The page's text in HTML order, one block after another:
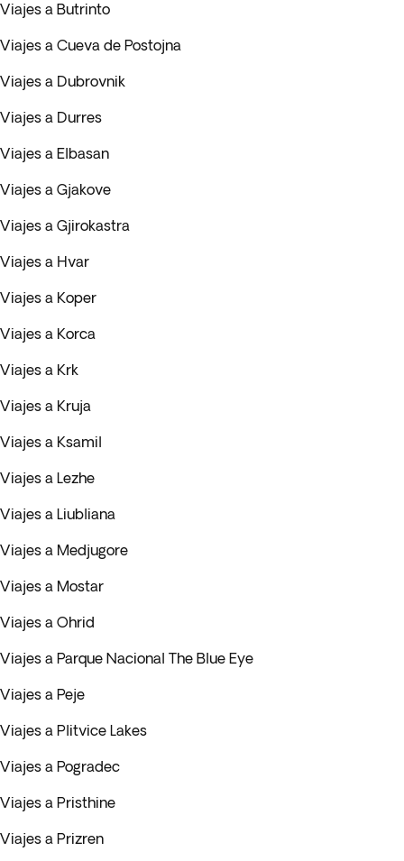
Viajes a Butrinto
Viajes a Cueva de Postojna
Viajes a Dubrovnik
Viajes a Durres
Viajes a Elbasan
Viajes a Gjakove
Viajes a Gjirokastra
Viajes a Hvar
Viajes a Koper
Viajes a Korca
Viajes a Krk
Viajes a Kruja
Viajes a Ksamil
Viajes a Lezhe
Viajes a Liubliana
Viajes a Medjugore
Viajes a Mostar
Viajes a Ohrid
Viajes a Parque Nacional The Blue Eye
Viajes a Peje
Viajes a Plitvice Lakes
Viajes a Pogradec
Viajes a Pristhine
Viajes a Prizren